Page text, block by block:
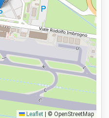
Leaflet | © OpenStreetMap